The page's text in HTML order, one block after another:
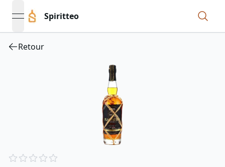
open navigation menu
Spiritteo
Retour
Reviews